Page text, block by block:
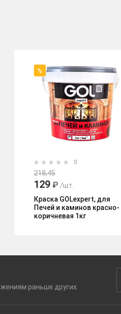
%
0
218,45
129 ₽ /шт.
Краска GOLexpert, для
Печей и каминов красно-
коричневая 1кг
раньше других